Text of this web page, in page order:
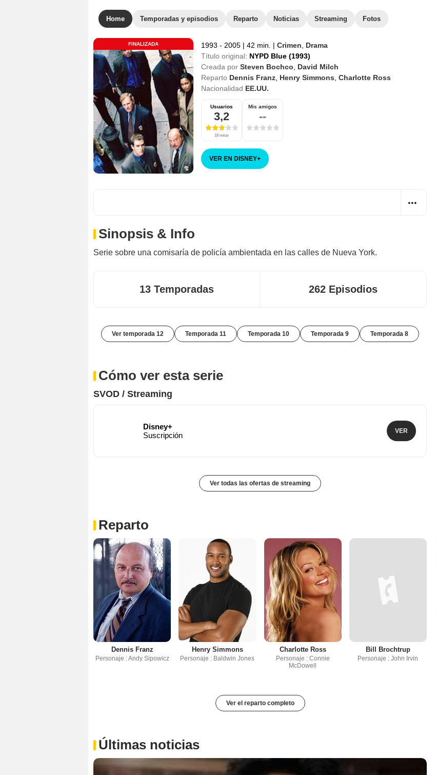
Home Temporadas y episodios Reparto Noticias Streaming Fotos
FINALIZADA 1993 - 2005 | 42 min. | Crimen
Drama
Título original: NYPD Blue (1993)
Creada por Steven Bochco
David Milch
Reparto Dennis Franz Henry Simmons Charlotte Ross
Nacionalidad EE.UU.
Usuarios
3,2
18 notas
Mis amigos
--
VER EN DISNEY+
Sinopsis & Info
Serie sobre una comisaría de policía ambientada en las calles de Nueva York.
13 Temporadas 262 Episodios
Ver temporada 12 Temporada 11 Temporada 10 Temporada 9 Temporada 8
Cómo ver esta serie
SVOD / Streaming
Disney+
Suscripción
VER
Ver todas las ofertas de streaming
Reparto
Dennis Franz
Personaje : Andy Sipowicz
Henry Simmons
Personaje : Baldwin Jones
Charlotte Ross
Personaje : Connie
McDowell
Bill Brochtrup
Personaje : John Irvin
Ver el reparto completo
Últimas noticias